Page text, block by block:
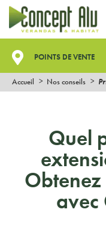
POINTS DE VENTE
Accueil Nos conseils
Quel
avec